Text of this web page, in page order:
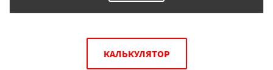
КАЛЬКУЛЯТОР